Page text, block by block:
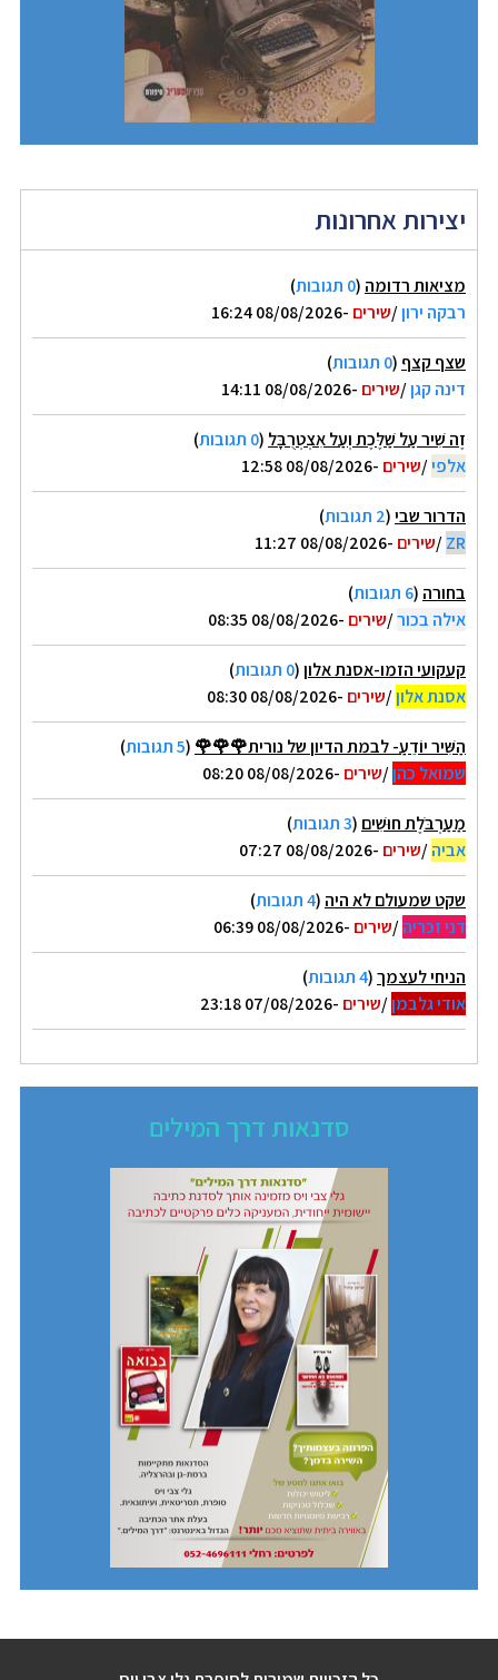
יצירות אחרונות
מציאות רדומה (0 תגובות
)
רבקה ירון/שירים -08/08/2026 16:24
שצף קצף (0 תגובות
)
דינה קגן/שירים -08/08/2026 14:11
זֶה שִׁיר עַל שַׁלֶּכֶת וְעַל אִצְטְרֻבָּל (0 תגובות
)
אלפי/שירים -08/08/2026 12:58
הדרור שבי(2 תגובות
)
ZR
/שירים -08/08/2026 11:27
בחורה (6 תגובות
)
אילה בכור/שירים -08/08/2026 08:35
קעקועי הזמו-אסנת אלון(0 תגובות
)
אסנת אלון/שירים -08/08/2026 08:30
הַשִּׁיר יוֹדֵעַ- לבמת הדיון של נורית🌹🌹🌹 (5 תגובות
)
שמואל כהן/שירים -08/08/2026 08:20
מַעַרְבֹּלֶת חוּשִׁים (3 תגובות
)
אביה/שירים -08/08/2026 07:27
שקט שמעולם לא היה (4 תגובות
)
דני זכריה/שירים -08/08/2026 06:39
הניחי לעצמך(4 תגובות
)
אודי גלבמן/שירים -07/08/2026 23:18
סדנאות דרך המילים